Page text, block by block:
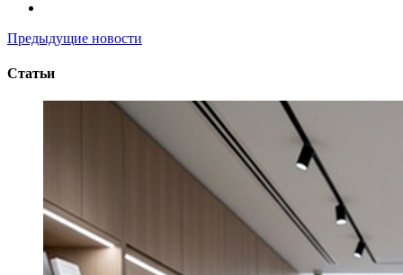
Предыдущие новости
Статьи